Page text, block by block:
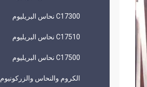
C17300 نحاس البريليوم
C17510 نحاس البريليوم
C17500 نحاس البريليوم
الكروم والنحاس والزركونيوم